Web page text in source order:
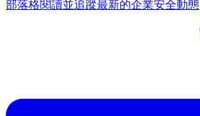
部落格閱讀並追蹤最新的企業安全動態